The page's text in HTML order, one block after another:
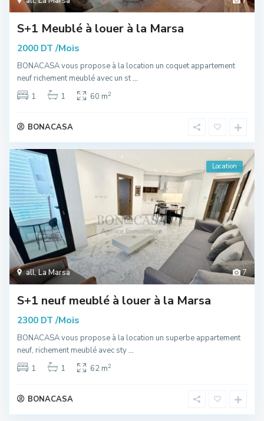
S+1 Meublé à louer à la Marsa
2000 DT /Mois
BONACASA vous propose à la location un coquet appartement
neuf richement meublé avec un st...
1
1 60 m2
BONACASA
7
all,La Marsa
Location
S+1 neuf meublé à louer à la Marsa
2300 DT /Mois
BONACASA vous propose à la location un superbe appartement
neuf, richement meublé avec sty...
1
1 62 m2
BONACASA